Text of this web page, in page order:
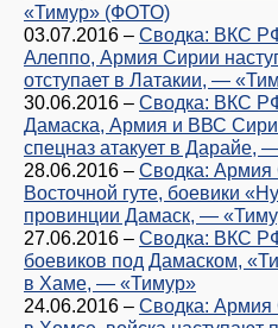
«Тимур» (ФОТО)
03.07.2016 – Сводка: ВКС
Алеппо, Армия Сирии
отступает в Латакии, —
30.06.2016 – Сводка: ВКС
Дамаска, Армия и ВВС
спецназ атакует в Дарайе,
28.06.2016 – Сводка: Армия
Восточной гуте, боевики
провинции Дамаск, —
27.06.2016 – Сводка: ВКС
боевиков под Дамаском,
в Хаме, — «Тимур»
24.06.2016 – Сводка: Армия